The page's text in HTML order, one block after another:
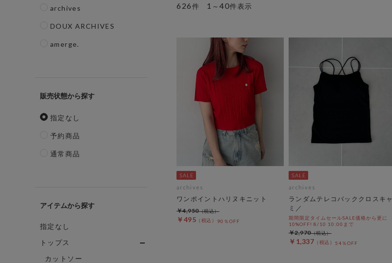
archives
DOUX ARCHIVES
amerge.
販売状態
指定なし
予約商品
通常商品
アイテム
指定なし
トップス
カットソー
626件 1 ～40件表示
archives
ワンポイントハリヌキニット
￥495 90％OFF
￥4,950
archives
ランダムテレコバッククロスキャ
ミ／
期間限定タイムセールSALE価格から更に
10%OFF! 8/10 10:00まで
￥1,337 54％OFF
￥2,970